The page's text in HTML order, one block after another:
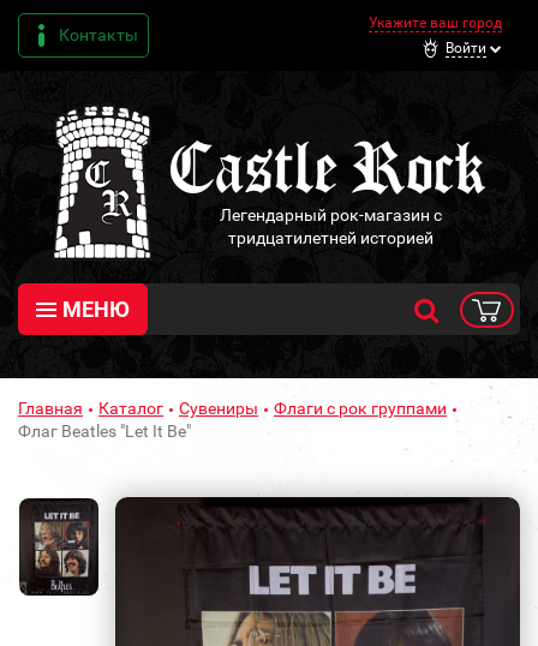
Контакты
Укажите ваш город
Войти
Легендарный рок-магазин с
тридцатилетней историей
МЕНЮ
Главная Каталог Сувениры
Флаги с рок группами
Флаг Beatles "Let It Be"